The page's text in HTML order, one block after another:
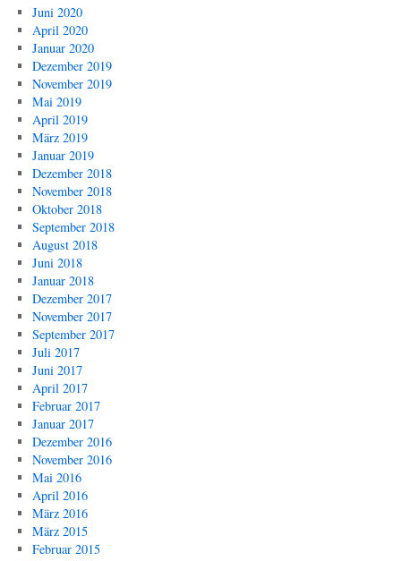
Juni 2020
April 2020
Januar 2020
Dezember 2019
November 2019
Mai 2019
April 2019
März 2019
Januar 2019
Dezember 2018
November 2018
Oktober 2018
September 2018
August 2018
Juni 2018
Januar 2018
Dezember 2017
November 2017
September 2017
Juli 2017
Juni 2017
April 2017
Februar 2017
Januar 2017
Dezember 2016
November 2016
Mai 2016
April 2016
März 2016
März 2015
Februar 2015